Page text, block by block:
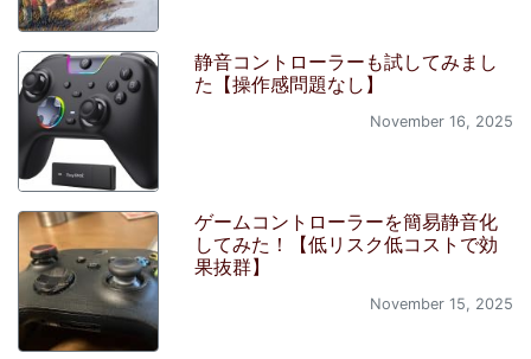
静音コントローラーも試してみまし
た【操作感問題なし】
November 16, 2025
ゲームコントローラーを簡易静音化
してみた！【低リスク低コストで効
果抜群】
November 15, 2025